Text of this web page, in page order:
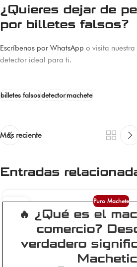
¿Quieres dejar de
por billetes falsos?
Escríbenos por WhatsApp o visita
detector ideal para ti.
billetes falsosdetectormachete
Más reciente
Entradas
14
May
Puro Machete
🔥 ¿Qué es el
comercio?
verdadero